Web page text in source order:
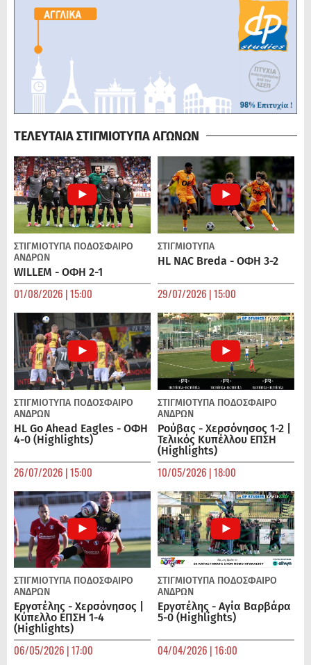
ΤΕΛΕΥΤΑΙΑ ΣΤΙΓΜΙΟΤΥΠΑ ΑΓΩΝΩΝ
ΣΤΙΓΜΙΟΤΥΠΑ ΠΟΔΌΣΦΑΙΡΟ
ΑΝΔΡΏΝ
WILLEM - ΟΦΗ 2-1
01/08/2026 | 15:00
ΣΤΙΓΜΙΟΤΥΠΑ
HL NAC Breda - ΟΦΗ 3-2
29/07/2026 | 15:00
ΣΤΙΓΜΙΟΤΥΠΑ ΠΟΔΌΣΦΑΙΡΟ
ΑΝΔΡΏΝ
HL Go Ahead Eagles - ΟΦΗ
4-0 (Highlights)
26/07/2026 | 15:00
ΣΤΙΓΜΙΟΤΥΠΑ ΠΟΔΌΣΦΑΙΡΟ
ΑΝΔΡΏΝ
Ρούβας - Χερσόνησος 1-2 |
Τελικός Κυπέλλου ΕΠΣΗ
(Highlights)
10/05/2026 | 18:00
ΣΤΙΓΜΙΟΤΥΠΑ ΠΟΔΌΣΦΑΙΡΟ
ΑΝΔΡΏΝ
Εργοτέλης - Χερσόνησος |
Κύπελλο ΕΠΣΗ 1-4
(Highlights)
06/05/2026 | 17:00
ΣΤΙΓΜΙΟΤΥΠΑ ΠΟΔΌΣΦΑΙΡΟ
ΑΝΔΡΏΝ
Εργοτέλης - Αγία Βαρβάρα
5-0 (Highlights)
04/04/2026 | 16:00